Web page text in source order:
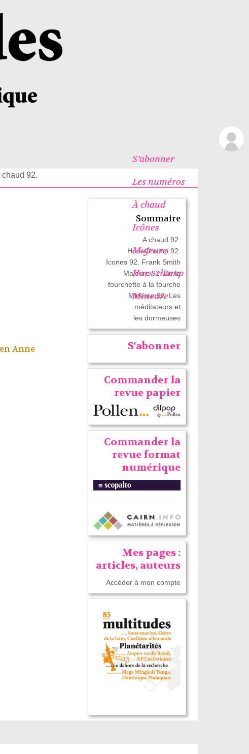
S’abonner
Les numéros
À chaud
Icônes
Majeure
Hors-champ
Mineure
chaud 92.
Sommaire
A chaud 92.
Hors-Champ 92.
Icones 92. Frank Smith
Majeure 92. De la
fourchette à la fourche
Mineure 92. Les
méditateurs et
les dormeuses
S'abonner
Commander la
revue papier
Commander la
revue format
numérique
Mes pages :
articles, auteurs
Accéder à mon compte
Anne